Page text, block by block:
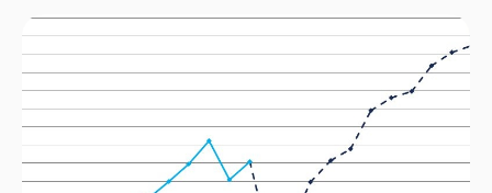
일하면서 “이렇게 극단적인 상황은 처음 본다"며 문제의 심각성을 알렸다.
그는 칩 부족의 요인은 디지털 세계 가속화와 팬데믹으로 꼽았다.시거스
CEO는 단순히 칩을 더 생산하는 것이 해결방법이 아님을 주장했다. 칩 제조
과정은 매우 복잡하고 비싸다. 더 많은 공장을 세우는 것도 중요하지만 칩
제조가 집중되어 있는 아시아와의 지정학적 긴장 측면에서 확실한 해결책은
아니라고 전했다. 그는 “칩 제조를 위해 전체 생태계 시스템이 연관되어
있다"며 공급망 문제 해결을 위해 공급자, 고객, 정부 등 “모든 플레이어의
협업”을 강조했다.또한 그는 이것이 단기적으로 끝날 문제가 아니라며 앞으로